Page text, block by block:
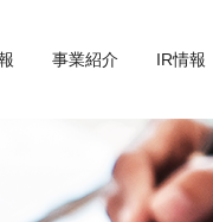
事業紹介 IR情報